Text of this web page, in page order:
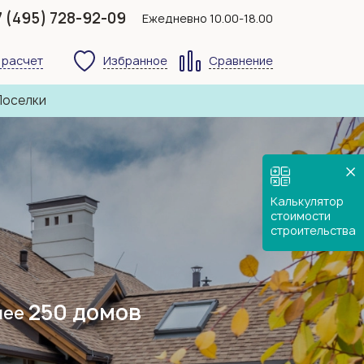
Калькулятор
стоимости
строительства
(495) 728-92-09 Ежедневно 10.00-18.00
Избранное Сравнение
до50 лет
Инженерныесистемы
Строим
Индивидуальный